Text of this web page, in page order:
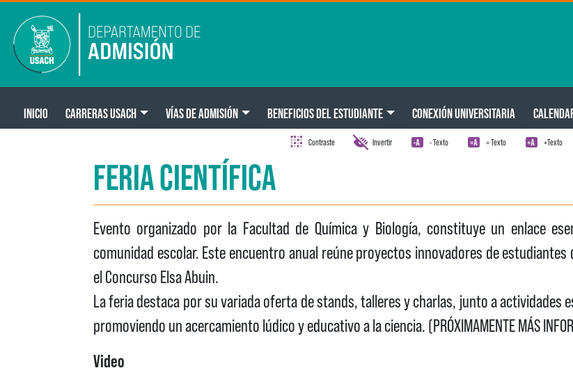
Main navigation
INICIO CARRERAS USACH VÍAS DE ADMISIÓN BENEFICIOS DEL ESTUDIANTE CONEXIÓN UNIVERSITARIA
Contraste Invertir - Texto = Texto +Texto
FERIA CIENTÍFICA
Evento organizado por la Facultad de Química y Biología, constituye un enlace
comunidad escolar. Este encuentro anual reúne proyectos innovadores de
el Concurso Elsa Abuin.
La feria destaca por su variada oferta de stands, talleres y charlas, junto a actividades
promoviendo un acercamiento lúdico y educativo a la ciencia. (PRÓXIMAMENTE MÁS
Video